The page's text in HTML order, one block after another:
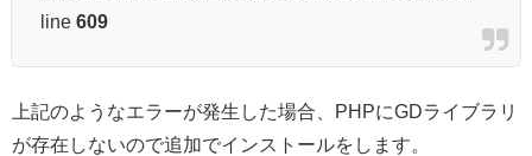
line 609
上記のようなエラーが発生した場合、PHPにGDライブラリ
が存在しないので追加でインストールをします。